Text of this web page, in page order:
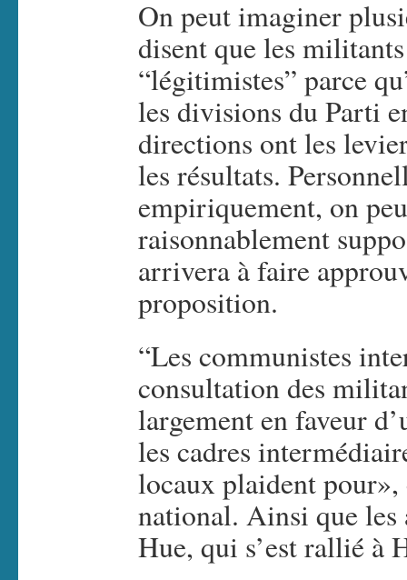
On peut imaginer
disent que les
“légitimistes” parce
les divisions du Parti
directions ont les
les résultats.
empiriquement, on
raisonnablement
arrivera à faire
proposition.
“Les communistes
consultation des
largement en faveur
les cadres
locaux plaident
national. Ainsi que les
Hue, qui s’est rallié à